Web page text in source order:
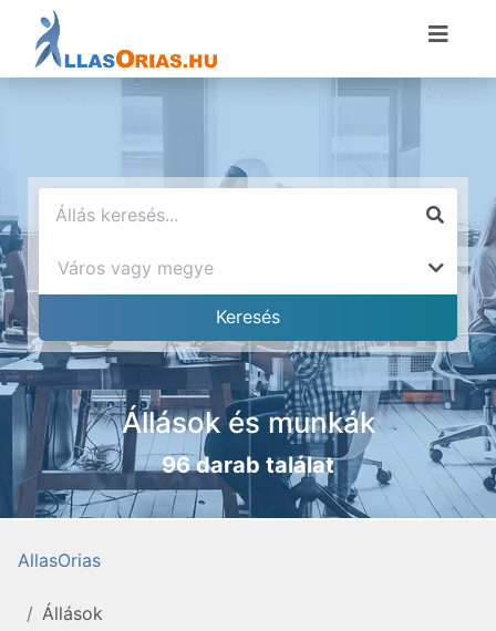
Állások és munkák
96 darab találat
AllasOrias
Állások